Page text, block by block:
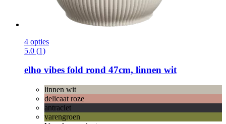
4 opties
5.0 (1)
elho vibes fold rond 47cm, linnen wit
linnen wit
delicaat roze
antraciet
varengroen